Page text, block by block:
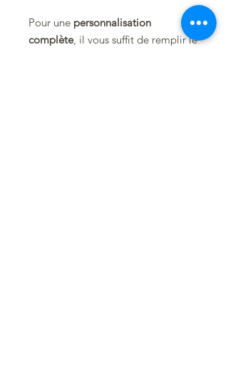
Pour une personnalisation
complète, il vous suffit de remplir le